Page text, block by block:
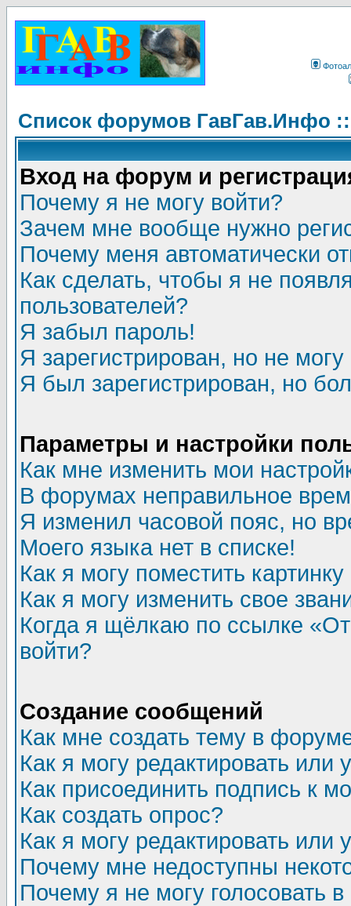
Список форумов ГавГав.Инфо
Вход на форум и
Почему я не могу войти?
Зачем мне вообще нужно
Почему меня автоматически
Как сделать, чтобы я не
пользователей?
Я забыл пароль!
Я зарегистрирован, но не могу
Я был зарегистрирован, но
Параметры и настройки
Как мне изменить мои
В форумах неправильное
Я изменил часовой пояс, но
Моего языка нет в списке!
Как я могу поместить
Как я могу изменить свое
Когда я щёлкаю по ссылке
войти?
Создание сообщений
Как мне создать тему в
Как я могу редактировать или
Как присоединить подпись к
Как создать опрос?
Как я могу редактировать или
Почему мне недоступны
Почему я не могу голосовать